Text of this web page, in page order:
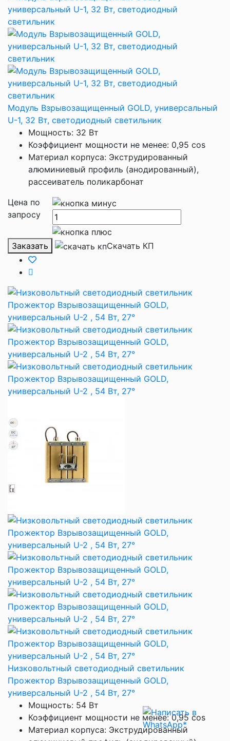
Модуль Взрывозащищенный GOLD, универсальный
U-1, 32 Вт, светодиодный светильник
Мощность: 32 Вт
Коэффициент мощности не менее: 0,95 cos
Материал корпуса: Экструдированный
алюминиевый профиль (анодированный),
рассеиватель поликарбонат
Цена по
запросу
Заказать Скачать КП
Низковольтный светодиодный светильник
Прожектор Взрывозащищенный GOLD,
универсальный U-2 , 54 Вт, 27°
Мощность: 54 Вт
Коэффициент мощности не менее: 0,95 cos
Материал корпуса: Экструдированный